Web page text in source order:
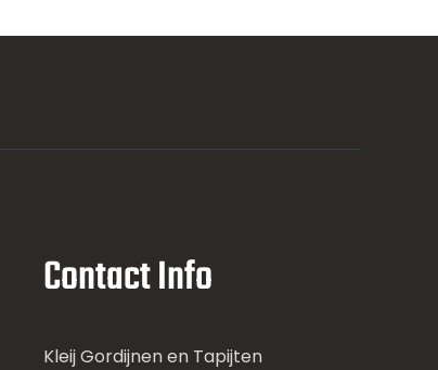
Contact Info
Kleij Gordijnen en Tapijten